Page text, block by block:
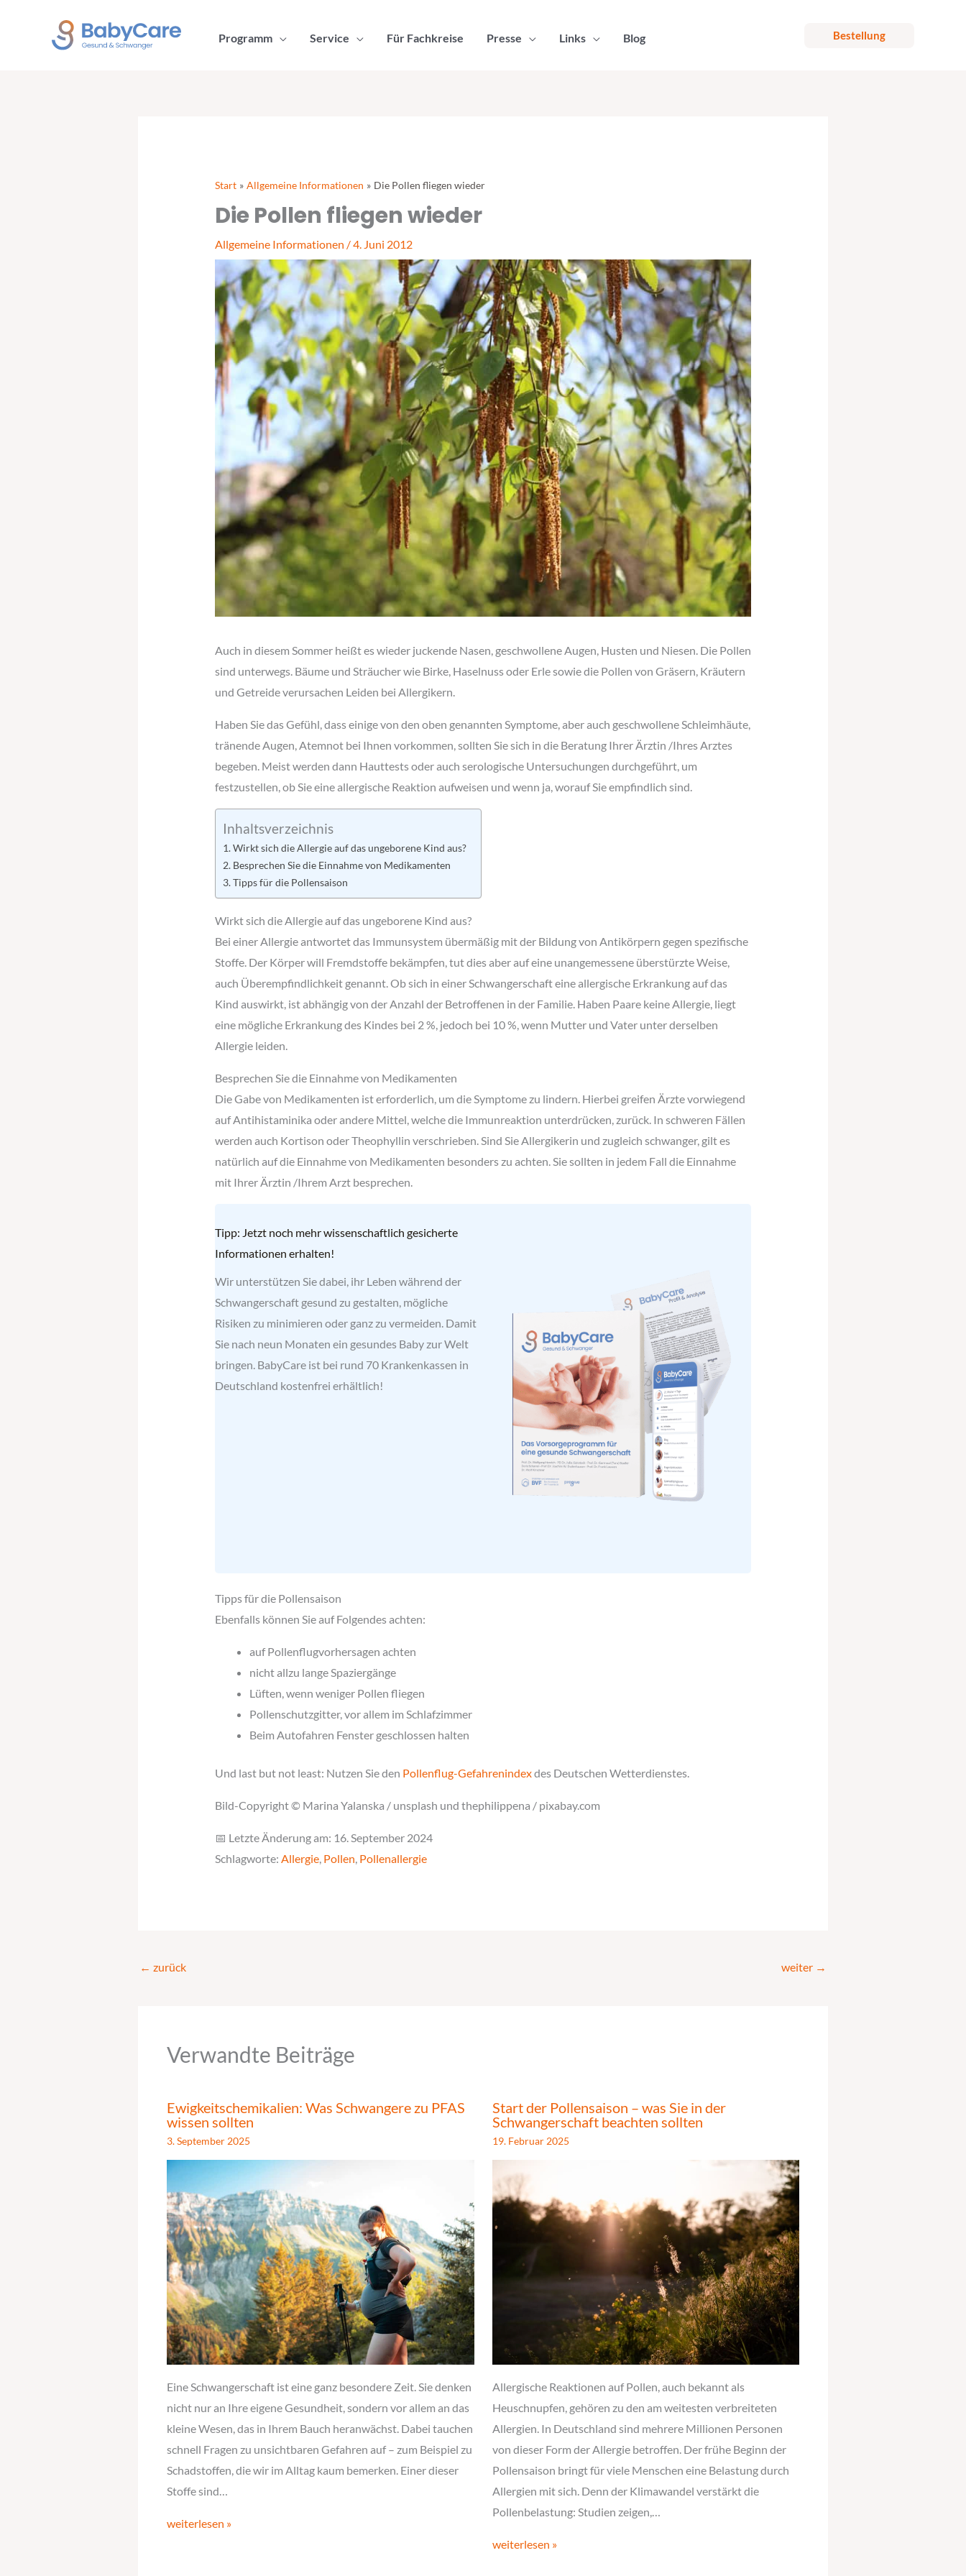
Programm Service Für Fachkreise Presse Links Blog Bestellung
Start Allgemeine Informationen Die Pollen fliegen wieder
Die Pollen fliegen wieder
Allgemeine Informationen /4. Juni 2012
Auch in diesem Sommer heißt es wieder juckende Nasen, geschwollene Augen, Husten und Niesen. Die Pollen
sind unterwegs. Bäume und Sträucher wie Birke, Haselnuss oder Erle sowie die Pollen von Gräsern, Kräutern
und Getreide verursachen Leiden bei Allergikern.
Haben Sie das Gefühl, dass einige von den oben genannten Symptome, aber auch geschwollene Schleimhäute,
tränende Augen, Atemnot bei Ihnen vorkommen, sollten Sie sich in die Beratung Ihrer Ärztin /Ihres Arztes
begeben. Meist werden dann Hauttests oder auch serologische Untersuchungen durchgeführt, um
festzustellen, ob Sie eine allergische Reaktion aufweisen und wenn ja, worauf Sie empfindlich sind.
Inhaltsverzeichnis
Wirkt sich die Allergie auf das ungeborene Kind aus?
Besprechen Sie die Einnahme von Medikamenten
Tipps für die Pollensaison
Wirkt sich die Allergie auf das ungeborene Kind aus?
Bei einer Allergie antwortet das Immunsystem übermäßig mit der Bildung von Antikörpern gegen spezifische
Stoffe. Der Körper will Fremdstoffe bekämpfen, tut dies aber auf eine unangemessene überstürzte Weise,
auch Überempfindlichkeit genannt. Ob sich in einer Schwangerschaft eine allergische Erkrankung auf das
Kind auswirkt, ist abhängig von der Anzahl der Betroffenen in der Familie. Haben Paare keine Allergie, liegt
eine mögliche Erkrankung des Kindes bei 2 %, jedoch bei 10 %, wenn Mutter und Vater unter derselben
Allergie leiden.
Besprechen Sie die Einnahme von Medikamenten
Die Gabe von Medikamenten ist erforderlich, um die Symptome zu lindern. Hierbei greifen Ärzte vorwiegend
auf Antihistaminika oder andere Mittel, welche die Immunreaktion unterdrücken, zurück. In schweren Fällen
werden auch Kortison oder Theophyllin verschrieben. Sind Sie Allergikerin und zugleich schwanger, gilt es
natürlich auf die Einnahme von Medikamenten besonders zu achten. Sie sollten in jedem Fall die Einnahme
mit Ihrer Ärztin /Ihrem Arzt besprechen.
Tipp: Jetzt noch mehr wissenschaftlich gesicherte
Informationen erhalten!
Wir unterstützen Sie dabei, ihr Leben während der
Schwangerschaft gesund zu gestalten, mögliche
Risiken zu minimieren oder ganz zu vermeiden. Damit
Sie nach neun Monaten ein gesundes Baby zur Welt
bringen. BabyCare ist bei rund 70 Krankenkassen in
Deutschland kostenfrei erhältlich!
Tipps für die Pollensaison
Ebenfalls können Sie auf Folgendes achten:
auf Pollenflugvorhersagen achten
nicht allzu lange Spaziergänge
Lüften, wenn weniger Pollen fliegen
Pollenschutzgitter, vor allem im Schlafzimmer
Beim Autofahren Fenster geschlossen halten
Und last but not least: Nutzen Sie den Pollenflug-Gefahrenindexdes Deutschen Wetterdienstes.
Bild-Copyright © Marina Yalanska / unsplash und thephilippena / pixabay.com
📅 Letzte Änderung am: 16. September 2024
Schlagworte: Allergie, Pollen, Pollenallergie
← zurück weiter →
Verwandte Beiträge
Ewigkeitschemikalien: Was Schwangere zu PFAS
wissen sollten
3. September 2025
Eine Schwangerschaft ist eine ganz besondere Zeit. Sie denken
nicht nur an Ihre eigene Gesundheit, sondern vor allem an das
kleine Wesen, das in Ihrem Bauch heranwächst. Dabei tauchen
schnell Fragen zu unsichtbaren Gefahren auf – zum Beispiel zu
Schadstoffen, die wir im Alltag kaum bemerken. Einer dieser
Stoffe sind…
weiterlesen »
Start der Pollensaison – was Sie in der
Schwangerschaft beachten sollten
19. Februar 2025
Allergische Reaktionen auf Pollen, auch bekannt als
Heuschnupfen, gehören zu den am weitesten verbreiteten
Allergien. In Deutschland sind mehrere Millionen Personen
von dieser Form der Allergie betroffen. Der frühe Beginn der
Pollensaison bringt für viele Menschen eine Belastung durch
Allergien mit sich. Denn der Klimawandel verstärkt die
Pollenbelastung: Studien zeigen,…
weiterlesen »